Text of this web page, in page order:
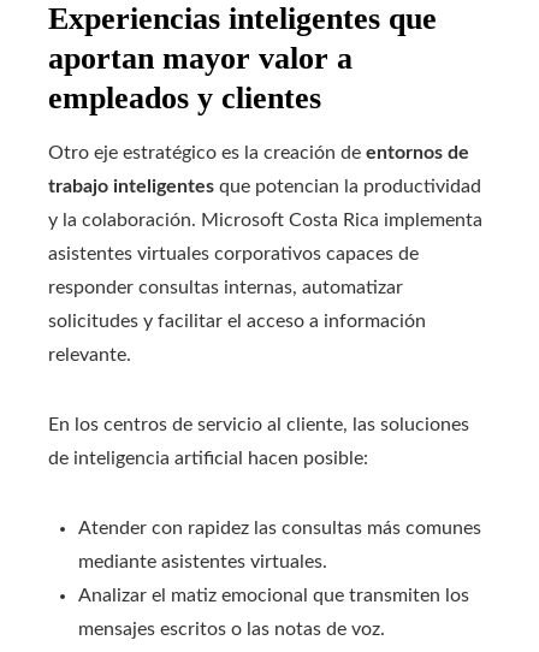
Experiencias inteligentes que
aportan mayor valor a
empleados y clientes
Otro eje estratégico es la creación de entornos de
trabajo inteligentes que potencian la productividad
y la colaboración. Microsoft Costa Rica implementa
asistentes virtuales corporativos capaces de
responder consultas internas, automatizar
solicitudes y facilitar el acceso a información
relevante.
En los centros de servicio al cliente, las soluciones
de inteligencia artificial hacen posible:
Atender con rapidez las consultas más comunes
mediante asistentes virtuales.
Analizar el matiz emocional que transmiten los
mensajes escritos o las notas de voz.